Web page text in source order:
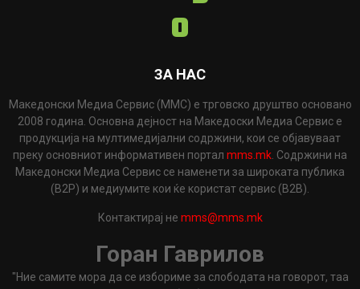
ЗА НАС
Македонски Медиа Сервис (ММС) е трговско друштво основано
2008 година. Основна дејност на Македоски Медиа Сервис е
продукција на мултимедијални содржини, кои се објавуваат
преку основниот информативен портал mms.mk . Содржини на
Македонски Медиа Сервис се наменети за широката публика
(B2P) и медиумите кои ќе користат сервис (B2B).
Контактирај не mms@mms.mk
Горан Гаврилов
"Ние самите мора да се избориме за слободата на говорот, таа